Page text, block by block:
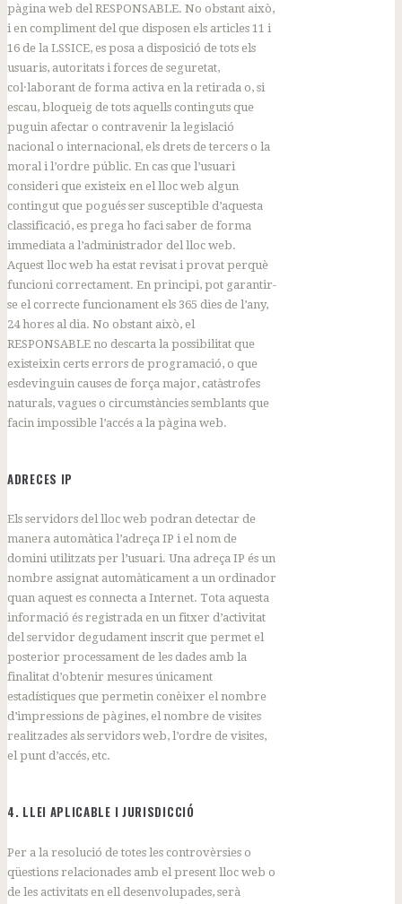
pàgina web del RESPONSABLE. No obstant això,
i en compliment del que disposen els articles 11 i
16 de la LSSICE, es posa a disposició de tots els
usuaris, autoritats i forces de seguretat,
col·laborant de forma activa en la retirada o, si
escau, bloqueig de tots aquells continguts que
puguin afectar o contravenir la legislació
nacional o internacional, els drets de tercers o la
moral i l’ordre públic. En cas que l’usuari
consideri que existeix en el lloc web algun
contingut que pogués ser susceptible d’aquesta
classificació, es prega ho faci saber de forma
immediata a l’administrador del lloc web.
Aquest lloc web ha estat revisat i provat perquè
funcioni correctament. En principi, pot garantir-
se el correcte funcionament els 365 dies de l’any,
24 hores al dia. No obstant això, el
RESPONSABLE no descarta la possibilitat que
existeixin certs errors de programació, o que
esdevinguin causes de força major, catàstrofes
naturals, vagues o circumstàncies semblants que
facin impossible l’accés a la pàgina web.
ADRECES IP
Els servidors del lloc web podran detectar de
manera automàtica l’adreça IP i el nom de
domini utilitzats per l’usuari. Una adreça IP és un
nombre assignat automàticament a un ordinador
quan aquest es connecta a Internet. Tota aquesta
informació és registrada en un fitxer d’activitat
del servidor degudament inscrit que permet el
posterior processament de les dades amb la
finalitat d’obtenir mesures únicament
estadístiques que permetin conèixer el nombre
d’impressions de pàgines, el nombre de visites
realitzades als servidors web, l’ordre de visites,
el punt d’accés, etc.
4. LLEI APLICABLE I JURISDICCIÓ
Per a la resolució de totes les controvèrsies o
qüestions relacionades amb el present lloc web o
de les activitats en ell desenvolupades, serà